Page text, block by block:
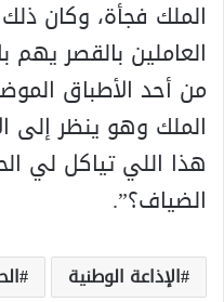
الملك فجأة، وكان
العاملين بالقصر
من أحد الأطباق
الملك وهو ينظر إلى
هذا اللي تياكل لي
الضياف؟”.
الإذاعة الوطنية